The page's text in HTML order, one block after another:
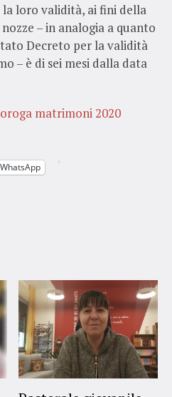
la loro validità, ai fini della
– in analogia a quanto
Decreto per la validità
– è di sei mesi dalla data
matrimoni 2020
WhatsApp